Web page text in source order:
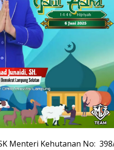
Menteri Kehutanan No: